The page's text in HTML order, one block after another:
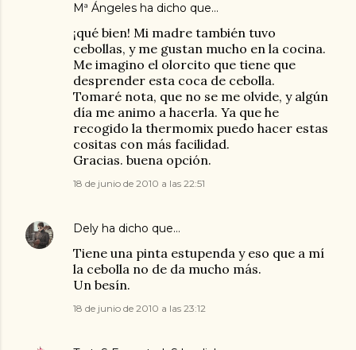
Mª Ángeles ha dicho que…
¡qué bien! Mi madre también tuvo
cebollas, y me gustan mucho en la cocina.
Me imagino el olorcito que tiene que
desprender esta coca de cebolla.
Tomaré nota, que no se me olvide, y algún
día me animo a hacerla. Ya que he
recogido la thermomix puedo hacer estas
cositas con más facilidad.
Gracias. buena opción.
18 de junio de 2010 a las 22:51
Dely ha dicho que…
Tiene una pinta estupenda y eso que a mí
la cebolla no de da mucho más.
Un besín.
18 de junio de 2010 a las 23:12